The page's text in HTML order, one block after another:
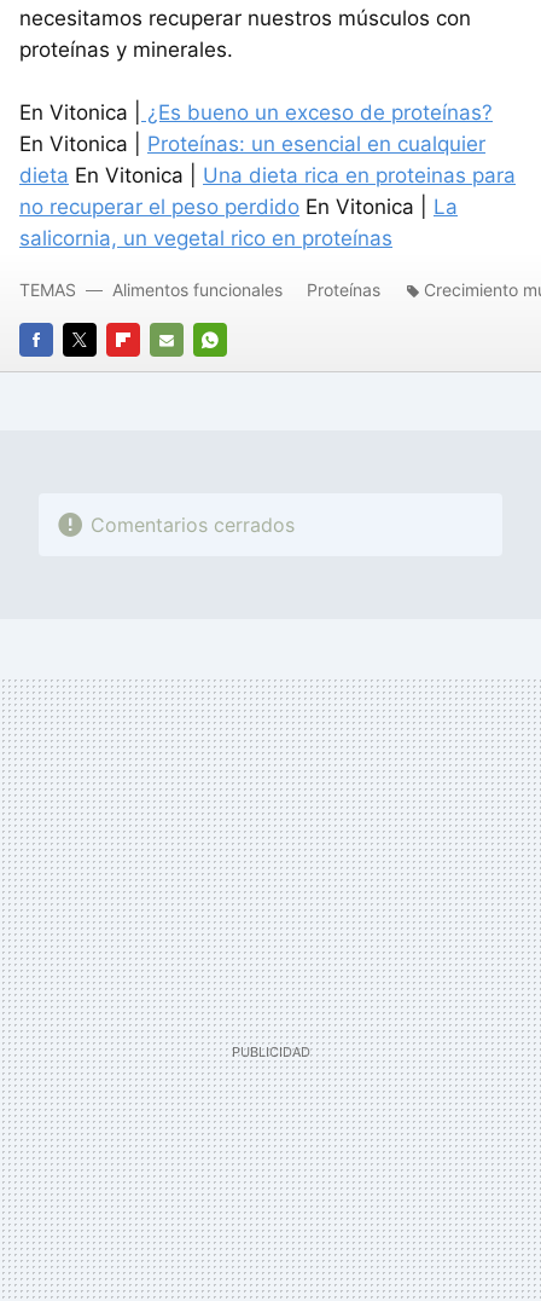
necesitamos recuperar nuestros músculos con
proteínas y minerales.
En Vitonica |
¿Es bueno un exceso de proteínas?
En Vitonica | Proteínas: un esencial en cualquier
dieta En Vitonica | Una dieta rica en proteinas para
no recuperar el peso perdido En Vitonica | La
salicornia, un vegetal rico en proteínas
FACEBOOK
TWITTERFLIPBOARD
E-
WHATSAPP
TEMAS Alimentos funcionales Proteínas Crecimiento
Comentarios cerrados